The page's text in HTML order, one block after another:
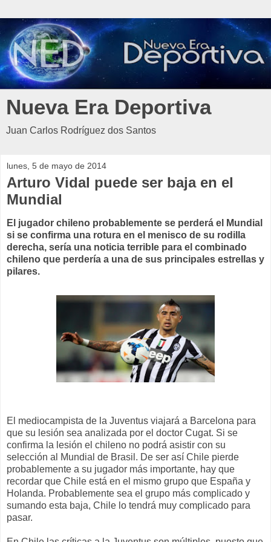
Nueva Era Deportiva
Juan Carlos Rodríguez dos Santos
lunes, 5 de mayo de 2014
Arturo Vidal puede ser baja en el
Mundial
El jugador chileno probablemente se perderá el Mundial
si se confirma una rotura en el menisco de su rodilla
derecha, sería una noticia terrible para el combinado
chileno que perdería a una de sus principales estrellas y
pilares.
El mediocampista de la Juventus viajará a Barcelona para
que su lesión sea analizada por el doctor Cugat. Si se
confirma la lesión el chileno no podrá asistir con su
selección al Mundial de Brasil. De ser así Chile pierde
probablemente a su jugador más importante, hay que
recordar que Chile está en el mismo grupo que España y
Holanda. Probablemente sea el grupo más complicado y
sumando esta baja, Chile lo tendrá muy complicado para
pasar.